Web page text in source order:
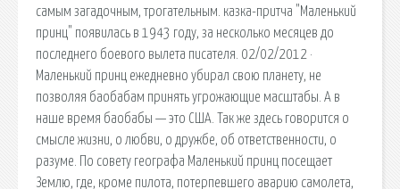
самым загадочным, трогательным. казка-притча "Маленький
принц" появилась в 1943 году, за несколько месяцев до
последнего боевого вылета писателя. 02/02/2012 ·
Маленький принц ежедневно убирал свою планету, не
позволяя баобабам принять угрожающие масштабы. А в
наше время баобабы — это США. Так же здесь говорится о
смысле жизни, о любви, о дружбе, об ответственности, о
разуме. По совету географа Маленький принц посещает
Землю, где, кроме пилота, потерпевшего аварию самолета,